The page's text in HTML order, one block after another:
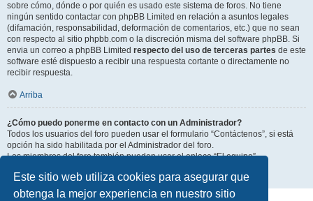
Este sitio web utiliza cookies para asegurar que
obtenga la mejor experiencia en nuestro sitio
sobre cómo, dónde o por quién es usado este sistema de foros. No tiene
ningún sentido contactar con phpBB Limited en relación a asuntos legales
(difamación, responsabilidad, deformación de comentarios, etc.) que no sean
con respecto al sitio phpbb.com o la discreción misma del software phpBB. Si
envia un correo a phpBB Limited respecto del uso de terceras partes de este
software esté dispuesto a recibir una respuesta cortante o directamente no
recibir respuesta.
Arriba
¿Cómo puedo ponerme en contacto con un Administrador?
Todos los usuarios del foro pueden usar el formulario “Contáctenos”, si está
opción ha sido habilitada por el Administrador del foro.
Los miembros del foro también pueden usar el enlace “El equipo”.
Arriba